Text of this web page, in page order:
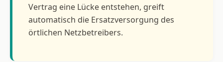
Vertrag eine Lücke entstehen, greift
automatisch die Ersatzversorgung des
örtlichen Netzbetreibers.